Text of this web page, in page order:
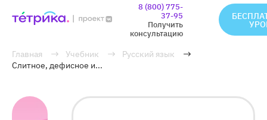
8 (800) 775-
37-95
Получить
консультацию
Главная Учебник
Русский язык
Слитное, дефисное и...